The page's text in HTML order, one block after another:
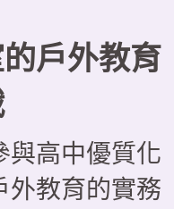
興議題和學
能，成為實踐
徑。
戶外教育
與高中優質化
外教育的實務